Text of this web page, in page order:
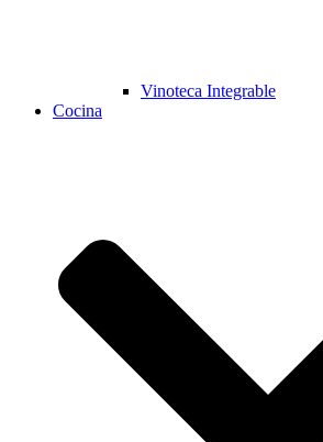
Vinoteca Integrable
Cocina